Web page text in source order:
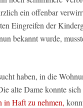
ein offenbar
Eingreifen der
bekannt wurde,
haben, in die
alte Dame konnte
in Haft zu nehmen,